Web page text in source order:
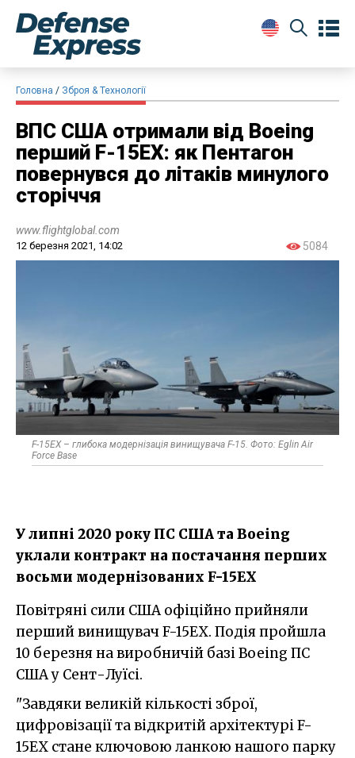
Головна Зброя & Технології
ВПС США отримали від Boeing
перший F-15EX: як Пентагон
повернувся до літаків минулого
сторіччя
www.flightglobal.com
12 березня 2021, 14:02 5084
F-15EX – глибока модернізація винищувача F-15. Фото: Eglin Air
Force Base
У липні 2020 року ПС США та Boeing
уклали контракт на постачання перших
восьми модернізованих F-15EX
Повітряні сили США офіційно прийняли
перший винищувач F-15EX. Подія пройшла
10 березня на виробничій базі Boeing ПС
США у Сент-Луїсі.
"Завдяки великій кількості зброї,
цифровізації та відкритій архітектурі F-
15EX стане ключовою ланкою нашого парку